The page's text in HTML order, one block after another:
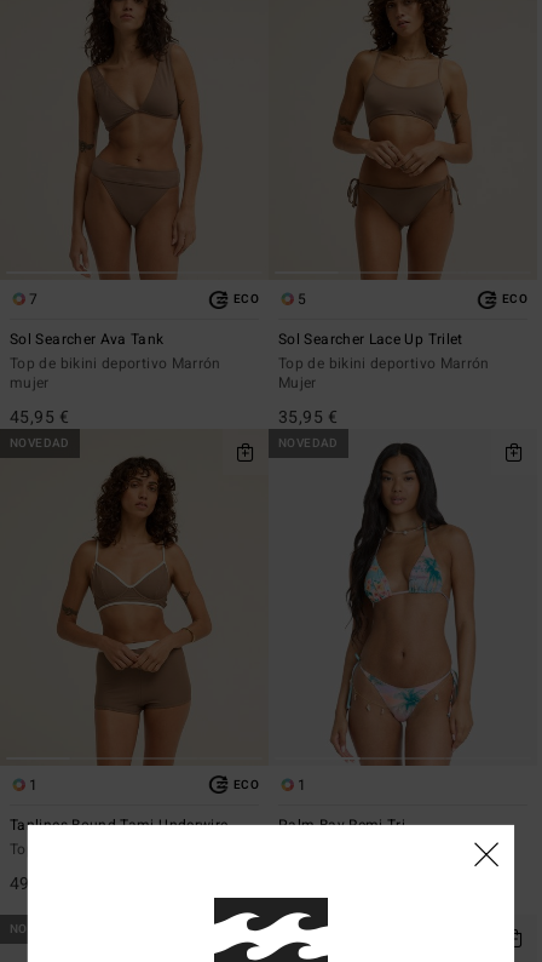
7 ECO
Sol Searcher Ava Tank
Top de bikini deportivo Marrón
mujer
45,95 €
5 ECO
Sol Searcher Lace Up Trilet
Top de bikini deportivo Marrón
Mujer
35,95 €
NOVEDAD
1 ECO
Tanlines Bound Tami Underwire
Top de bikini con aros Marrón Mujer
49,95 €
NOVEDAD
1
Palm Bay Remi Tri
Top de bikini triangular Blanco
45,95 €
NOVEDAD NOVEDAD